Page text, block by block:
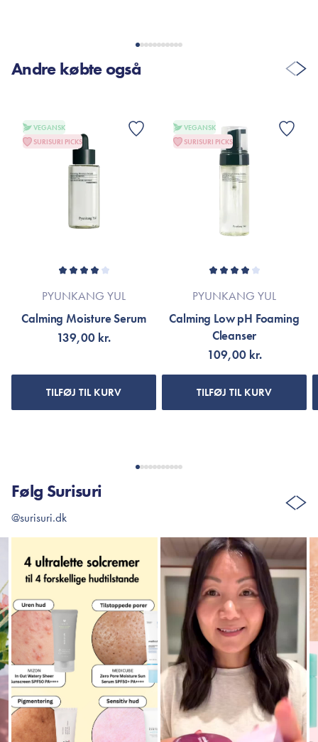
huden allerede er fugtet inden - ELSKER den!
Andre købte også
VEGANSK
SURISURI PICKS
PYUNKANG YUL
Calming Moisture Serum
139,00 kr.
TILFØJ TIL KURV
VEGANSK
SURISURI PICKS
PYUNKANG YUL
Calming Low pH Foaming
Cleanser
109,00 kr.
TILFØJ TIL KURV
Følg Surisuri
@surisuri.dk